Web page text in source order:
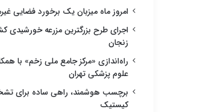
امروز ماه میزبان یک برخورد فضایی
اجرای طرح بزرگترین مزرعه خورشیدی
زنجان
راه‌اندازی «مرکز جامع ملی زخم» با
علوم پزشکی تهران
برچسب هوشمند، راهی ساده برای
کیستیک